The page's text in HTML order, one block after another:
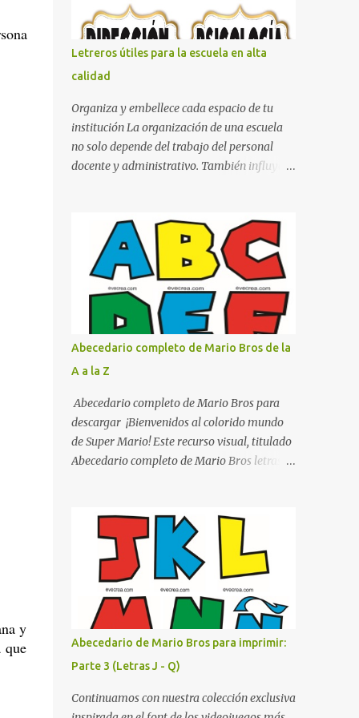
y
que
con pósters Cama con diseño de ring de
boxeo Ideas para decoraciones de fiestas
infantiles Cosas bonitas que se pueden hacer
con gomas de coche
Letreros útiles para la escuela en alta
calidad
Organiza y embellece cada espacio de tu
institución La organización de una escuela
no solo depende del trabajo del personal
docente y administrativo. También influye la
una función práctica al orientar a
estudiantes, padres de familia, docentes y
visitantes, pero además aportan un toque
decorativo que hace que la institución luzca
más ordenada, moderna y acogedora.
Pensando en esta necesidad, he diseñado
una colección de letreros útiles para la
escuela con un estilo elegante, fácil de leer y
listo para imprimir en alta calidad. Su diseño
busca combinar funcionalidad y estética,
logrando que cualquier institución educativa
proyecte una imagen más organizada y
profesional. ¿Por qué son importantes los
quienes visitan la institución por primera
vez, encontrar la biblioteca, la dirección o un
aula específica puede resultar c...
Abecedario completo de Mario Bros de la
A a la Z
Abecedario completo de Mario Bros para
descargar ¡Bienvenidos al colorido mundo
de Super Mario! Este recurso visual, titulado
Abecedario completo de Mario Bros letras
de los videojuegos. Este set de letras está
diseñado para transformar cualquier
mensaje en una aventura, utilizando la
tipografía clásica y robusta que los fans han
reconocido por décadas. En esta primera
sección, el abecedario nos presenta:
Identidad Visual: Un diseño de bloques con
bordes negros gruesos que resaltan sobre
cualquier fondo. Paleta de Colores: Una
secuencia dinámica que alterna entre el rojo
de Mario, el verde de Luigi, y los tonos azul y
Abecedario de Mario Bros para imprimir:
Parte 3 (Letras J - Q)
Continuamos con nuestra colección exclusiva